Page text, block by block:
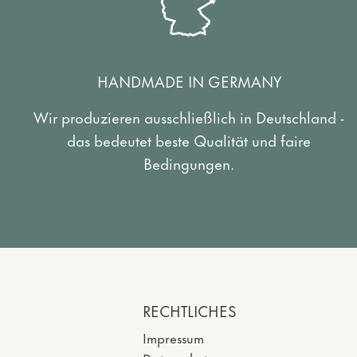
HANDMADE IN GERMANY
Wir produzieren ausschließlich in Deutschland -
das bedeutet beste Qualität und faire
Bedingungen.
RECHTLICHES
Impressum